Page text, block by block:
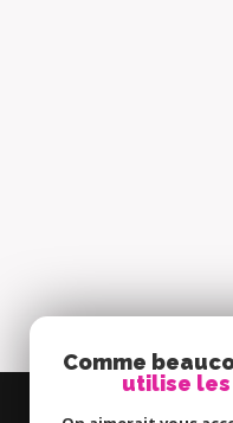
Comme
utilise